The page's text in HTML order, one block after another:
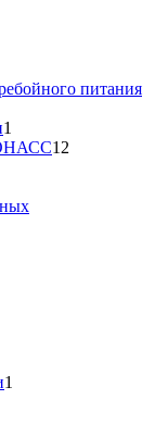
питания
1
товар12
1